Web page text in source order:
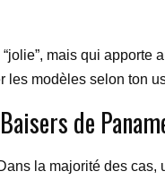
mais qui
modèles selon ton
de
la majorité des